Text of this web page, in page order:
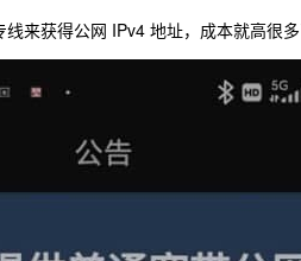
来获得公网 IPv4 地址，成本就高很多